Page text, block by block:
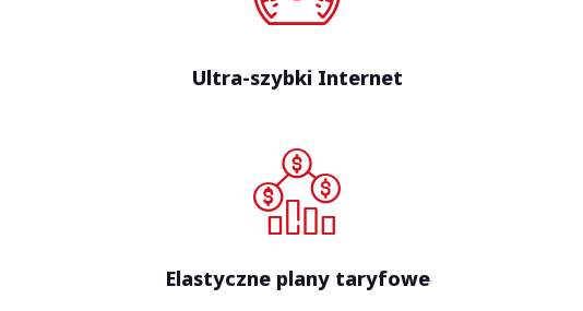
Ultra-szybki Internet
Elastyczne plany taryfowe